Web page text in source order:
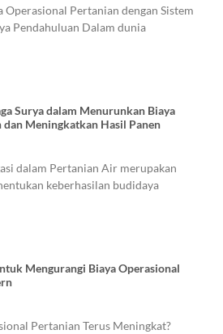
Operasional Pertanian dengan Sistem
Pendahuluan Dalam dunia
Surya dalam Menurunkan Biaya
Meningkatkan Hasil Panen
dalam Pertanian Air merupakan
keberhasilan budidaya
Mengurangi Biaya Operasional
Pertanian Terus Meningkat?